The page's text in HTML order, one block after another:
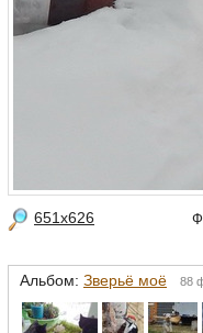
651x626
Альбом: Зверьё моё 88